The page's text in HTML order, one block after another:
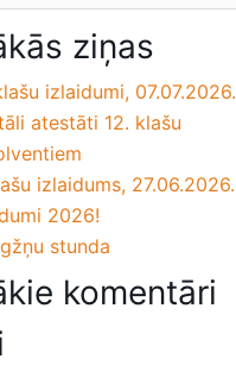
ziņas
izlaidumi, 07.07.2026.
atestāti 12. klašu
izlaidums, 27.06.2026.
2026!
stunda
komentāri